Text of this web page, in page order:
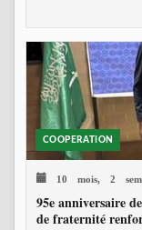
COOPERATION
10 mois, 2
95e anniversaire
de fraternité